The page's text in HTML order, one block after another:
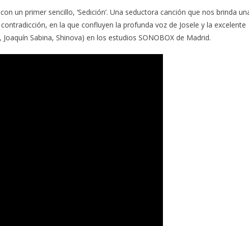
un primer sencillo, ‘Sedición’. Una seductora canción que nos brinda
en la que confluyen la profunda voz de Josele y la excelente
, Joaquín Sabina, Shinova) en los estudios SONOBOX de Madrid.